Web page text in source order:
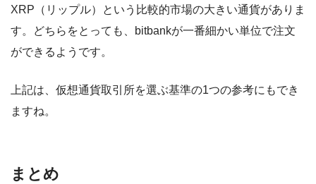
XRP（リップル）という比較的市場の大きい通貨がありま
す。どちらをとっても、bitbankが一番細かい単位で注文
ができるようです。
上記は、仮想通貨取引所を選ぶ基準の1つの参考にもでき
ますね。
まとめ